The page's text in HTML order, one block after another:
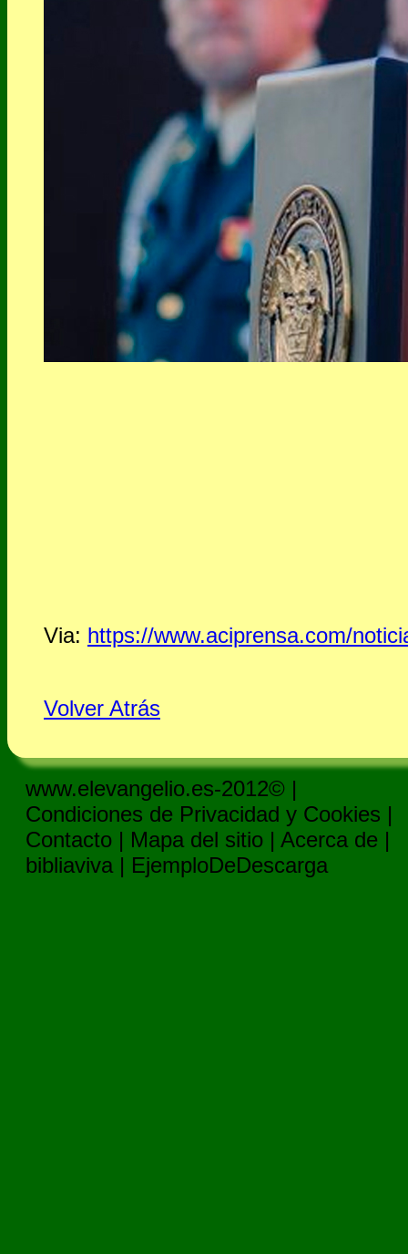
Via: https://www.aciprensa.com/
Volver Atrás
www.elevangelio.es-2012© |
Condiciones de Privacidad y Cookies |
Contacto | Mapa del sitio | Acerca de |
bibliaviva | EjemploDeDescarga